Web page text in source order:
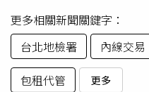
更多相關新聞關鍵字：
台北地檢署
內線交易
包租代管
更多